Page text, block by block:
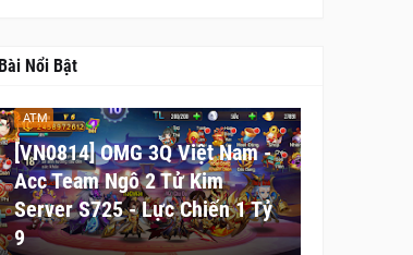
Bài Nổi Bật
ATM
[VN0814] OMG 3Q Việt Nam -
Acc Team Ngô 2 Tử Kim
Server S725 - Lực Chiến 1 Tỷ
9